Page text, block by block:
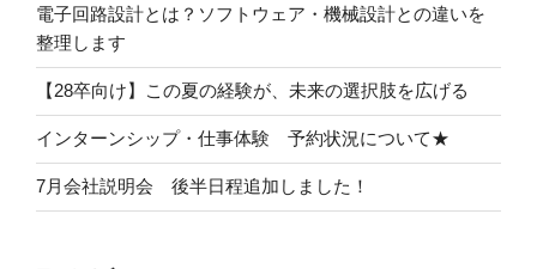
電子回路設計とは？ソフトウェア・機械設計との違いを
整理します
【28卒向け】この夏の経験が、未来の選択肢を広げる
インターンシップ・仕事体験 予約状況について★
7月会社説明会 後半日程追加しました！